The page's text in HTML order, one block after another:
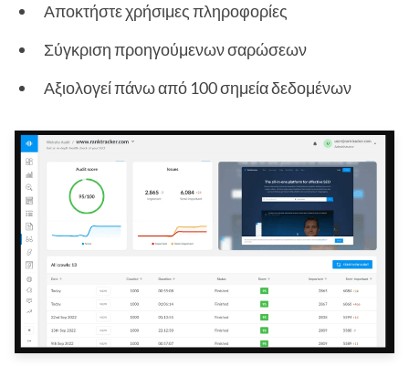
Αποκτήστε χρήσιμες πληροφορίες
Σύγκριση προηγούμενων σαρώσεων
Αξιολογεί πάνω από 100 σημεία δεδομένων